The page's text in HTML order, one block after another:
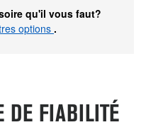
qu'il vous faut?
options .
DE FIABILITÉ